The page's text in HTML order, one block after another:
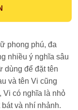
phong phú, đa
nhiều ý nghĩa sâu
dùng để đặt tên
và tên Vi cũng
Vi có nghĩa là nhỏ
và nhí nhảnh.